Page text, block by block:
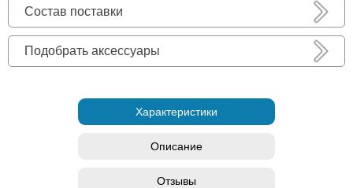
Состав поставки
Подобрать аксессуары
Характеристики
Описание
Отзывы